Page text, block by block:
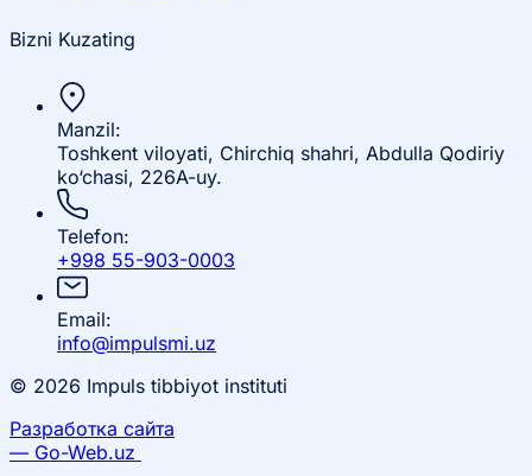
Bizni Kuzating
Manzil:
Toshkent viloyati, Chirchiq shahri, Abdulla Qodiriy
ko‘chasi, 226A-uy.
Telefon:
+998 55-903-0003
Email:
info@impulsmi.uz
© 2026 Impuls tibbiyot instituti
Разработка сайта
— Go-Web.uz